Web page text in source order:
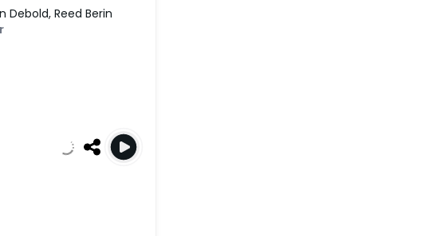
Debold, Reed Berin